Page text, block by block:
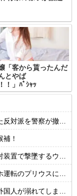
「客から貰ったんだ
とやば
！」ﾊﾟｼｬｯ
察が撤去しました！
！
墜するウクライナ。
に当て逃げされる車載。
溺れてしまう事故。